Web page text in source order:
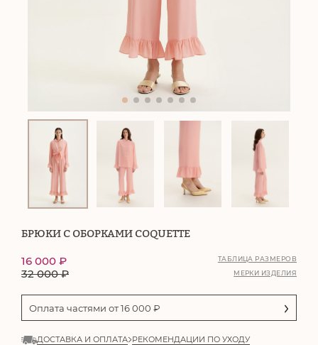
БРЮКИ С ОБОРКАМИ COQUETTE
32 000₽
16 000 ₽
ТАБЛИЦА РАЗМЕРОВ
МЕРКИ ИЗДЕЛИЯ
Оплата частями от16 000 ₽
ДОСТАВКА И ОПЛАТА РЕКОМЕНДАЦИИ ПО УХОДУ